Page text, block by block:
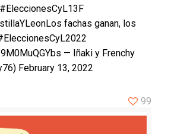
fachas ganan, los
— Iñaki y Frenchy
February 13, 2022
99